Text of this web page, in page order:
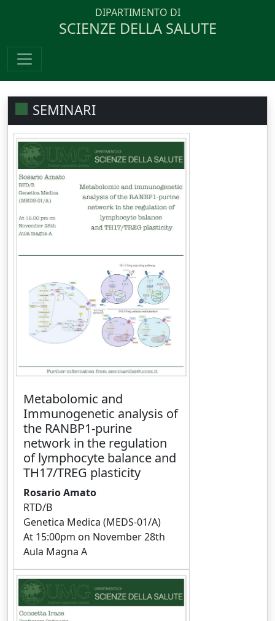
DIPARTIMENTO DI
SCIENZE DELLA SALUTE
SEMINARI
Metabolomic and
Immunogenetic analysis of
the RANBP1-purine
network in the regulation
of lymphocyte balance and
TH17/TREG plasticity
Rosario Amato
RTD/B
Genetica Medica (MEDS-01/A)
At 15:00pm on November 28th
Aula Magna A